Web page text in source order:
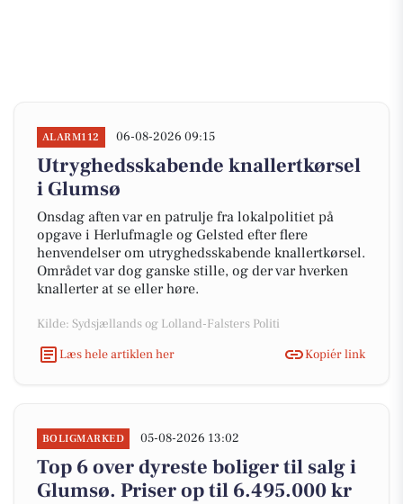
ALARM112 06-08-2026 09:15
Utryghedsskabende knallertkørsel
i Glumsø
Onsdag aften var en patrulje fra lokalpolitiet på
opgave i Herlufmagle og Gelsted efter flere
henvendelser om utryghedsskabende knallertkørsel.
Området var dog ganske stille, og der var hverken
knallerter at se eller høre.
Kilde: Sydsjællands og Lolland-Falsters Politi
Læs hele artiklen her
Kopiér link
BOLIGMARKED 05-08-2026 13:02
Top 6 over dyreste boliger til salg i
Glumsø. Priser op til 6.495.000 kr